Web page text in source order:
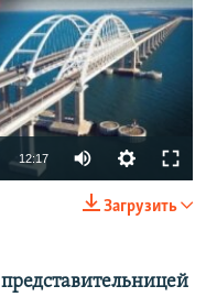
available
12:17
240p
Загрузить